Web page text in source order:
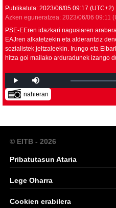
Publikatuta: 2023/06/05 09:17 (UTC+2)
Azken eguneratzea: 2023/06/06 09:11
PSE-EEren idazkari nagusiaren
EAJren alkatetzekin eta alderantziz
sozialistek jeltzaleekin. Irungo eta
hitza goi mailako arduradunek izango
nahieran
© EITB - 2026
Pribatutasun Ataria
Lege Oharra
Cookien erabilera